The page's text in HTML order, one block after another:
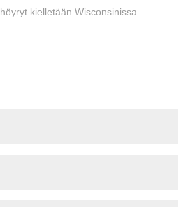
kielletään Wisconsinissa